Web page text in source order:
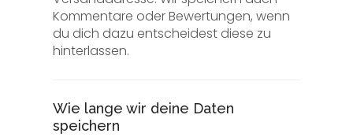
Kommentare oder Bewertungen, wenn
du dich dazu entscheidest diese zu
hinterlassen.
Wie lange wir deine Daten
speichern